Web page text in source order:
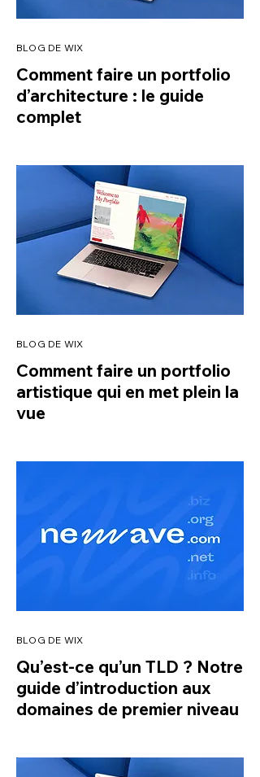
BLOG DE WIX
Comment faire un portfolio
d’architecture : le guide
complet
BLOG DE WIX
Comment faire un portfolio
artistique qui en met plein la
vue
BLOG DE WIX
Qu’est-ce qu’un TLD ? Notre
guide d’introduction aux
domaines de premier niveau